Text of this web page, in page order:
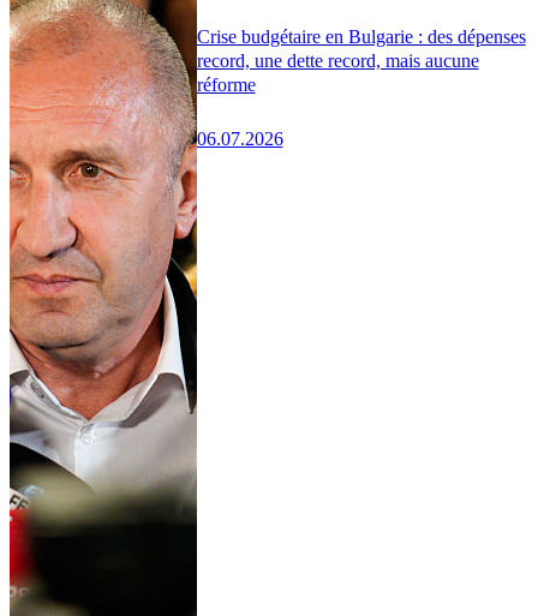
Crise budgétaire en Bulgarie : des dépenses
record, une dette record, mais aucune
réforme
06.07.2026